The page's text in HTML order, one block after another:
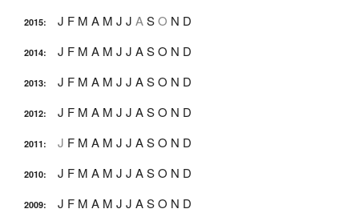
2015: J F M A M J J ASO N D
2014: J F M A M J J ASO N D
2013: J F M A M J J ASO N D
2012: J F M A M J J ASO N D
2011: J F M A M J J ASO N D
2010: J F M A M J J ASO N D
2009: J F M A M J J ASO N D